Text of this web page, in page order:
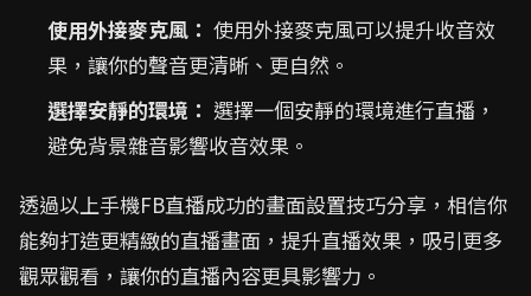
使用外接麥克風： 使用外接麥克風可以提升收音效
果，讓你的聲音更清晰、更自然。
選擇安靜的環境： 選擇一個安靜的環境進行直播，
避免背景雜音影響收音效果。
透過以上手機FB直播成功的畫面設置技巧分享，相信你
能夠打造更精緻的直播畫面，提升直播效果，吸引更多
觀眾觀看，讓你的直播內容更具影響力。